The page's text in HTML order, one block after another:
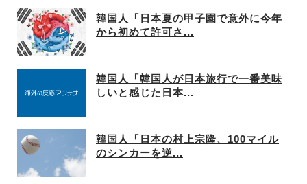
韓国人「日本夏の甲子園で意外に今年
から初めて許可さ...
韓国人「韓国人が日本旅行で一番美味
しいと感じた日本...
韓国人「日本の村上宗隆、100マイル
のシンカーを逆...